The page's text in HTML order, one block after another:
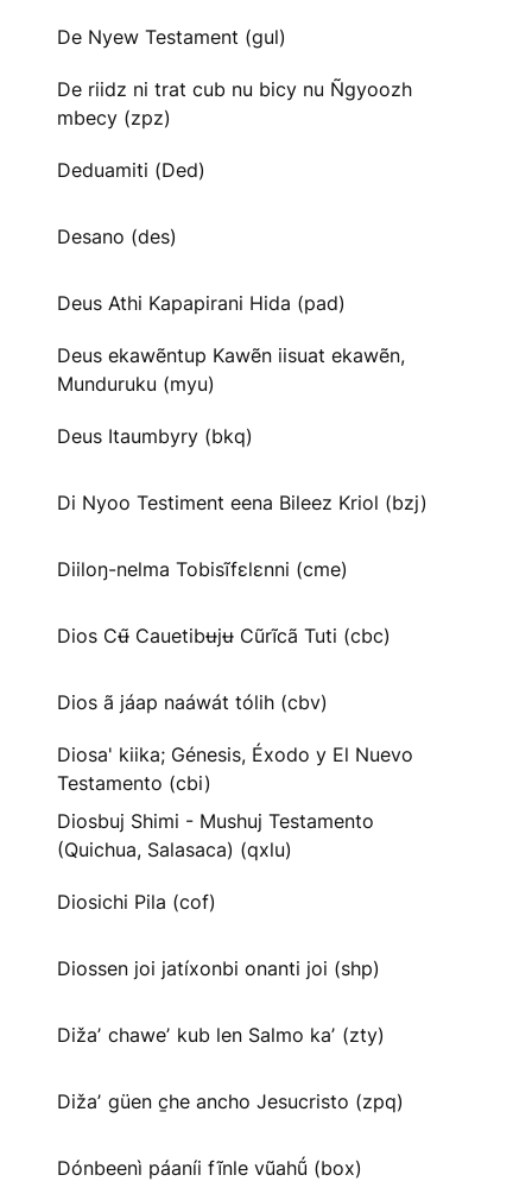
De Nyew Testament (gul)
De riidz ni trat cub nu bicy nu Ñgyoozh
mbecy (zpz)
Deduamiti (Ded)
Desano (des)
Deus Athi Kapapirani Hida (pad)
Deus ekawẽntup Kawẽn iisuat ekawẽn,
Munduruku (myu)
Deus Itaumbyry (bkq)
Di Nyoo Testiment eena Bileez Kriol (bzj)
Diiloŋ-nelma Tobisĩfɛlɛnni (cme)
Dios Cʉ̃ Cauetibʉjʉ Cũrĩcã Tuti (cbc)
Dios ã jáap naáwát tólih (cbv)
Diosa' kiika; Génesis, Éxodo y El Nuevo
Testamento (cbi)
Diosbuj Shimi - Mushuj Testamento
(Quichua, Salasaca) (qxlu)
Diosichi Pila (cof)
Diossen joi jatíxonbi onanti joi (shp)
Dižaʼ chaweʼ kub len Salmo kaʼ (zty)
Dižaʼ güen c̱he ancho Jesucristo (zpq)
Dónbeenì páaníi fĩnle vũahṹ (box)